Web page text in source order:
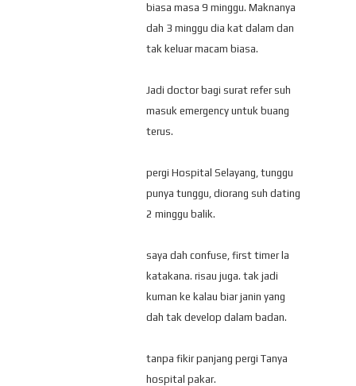
biasa masa 9 minggu. Maknanya
dah 3 minggu dia kat dalam dan
tak keluar macam biasa.
Jadi doctor bagi surat refer suh
masuk emergency untuk buang
terus.
pergi Hospital Selayang, tunggu
punya tunggu, diorang suh dating
2 minggu balik.
saya dah confuse, first timer la
katakana. risau juga. tak jadi
kuman ke kalau biar janin yang
dah tak develop dalam badan.
tanpa fikir panjang pergi Tanya
hospital pakar.